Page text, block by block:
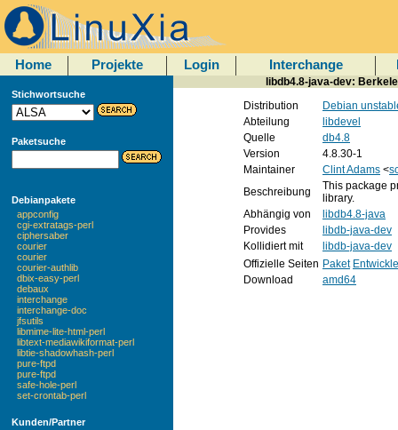
Home Projekte Login Interchange
Stichwortsuche
Paketsuche
Debianpakete
appconfig
cgi-extratags-perl
ciphersaber
courier
courier
courier-authlib
dbix-easy-perl
debaux
interchange
interchange-doc
jfsutils
libmime-lite-html-perl
libtext-mediawikiformat-perl
libtie-shadowhash-perl
pure-ftpd
pure-ftpd
safe-hole-perl
set-crontab-perl
Kunden/Partner
libdb4.8-java-dev:
Distribution
Debian
Abteilung
libdevel
Quelle
db4.8
Version
4.8.30-1
Maintainer
Clint Adams <
Beschreibung
This package
library.
Abhängig von
libdb4.8-java
Provides
libdb-java-dev
Kollidiert mit
libdb-java-dev
Offizielle Seiten Paket
Download
amd64